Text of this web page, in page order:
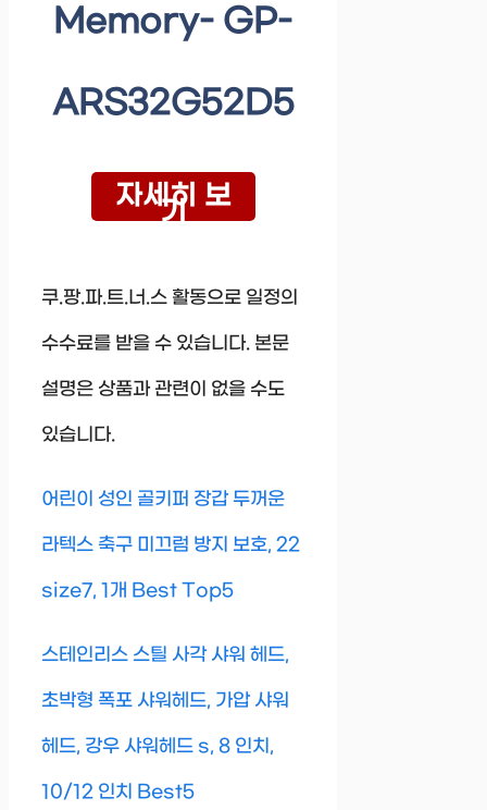
Memory- GP-
ARS32G52D5
자세히 보
기
쿠.팡.파.트.너.스 활동으로 일정의
수수료를 받을 수 있습니다. 본문
설명은 상품과 관련이 없을 수도
있습니다.
어린이 성인 골키퍼 장갑 두꺼운
라텍스 축구 미끄럼 방지 보호, 22
size7, 1개 Best Top5
스테인리스 스틸 사각 샤워 헤드,
초박형 폭포 샤워헤드, 가압 샤워
헤드, 강우 샤워헤드 s, 8 인치,
10/12 인치 Best5